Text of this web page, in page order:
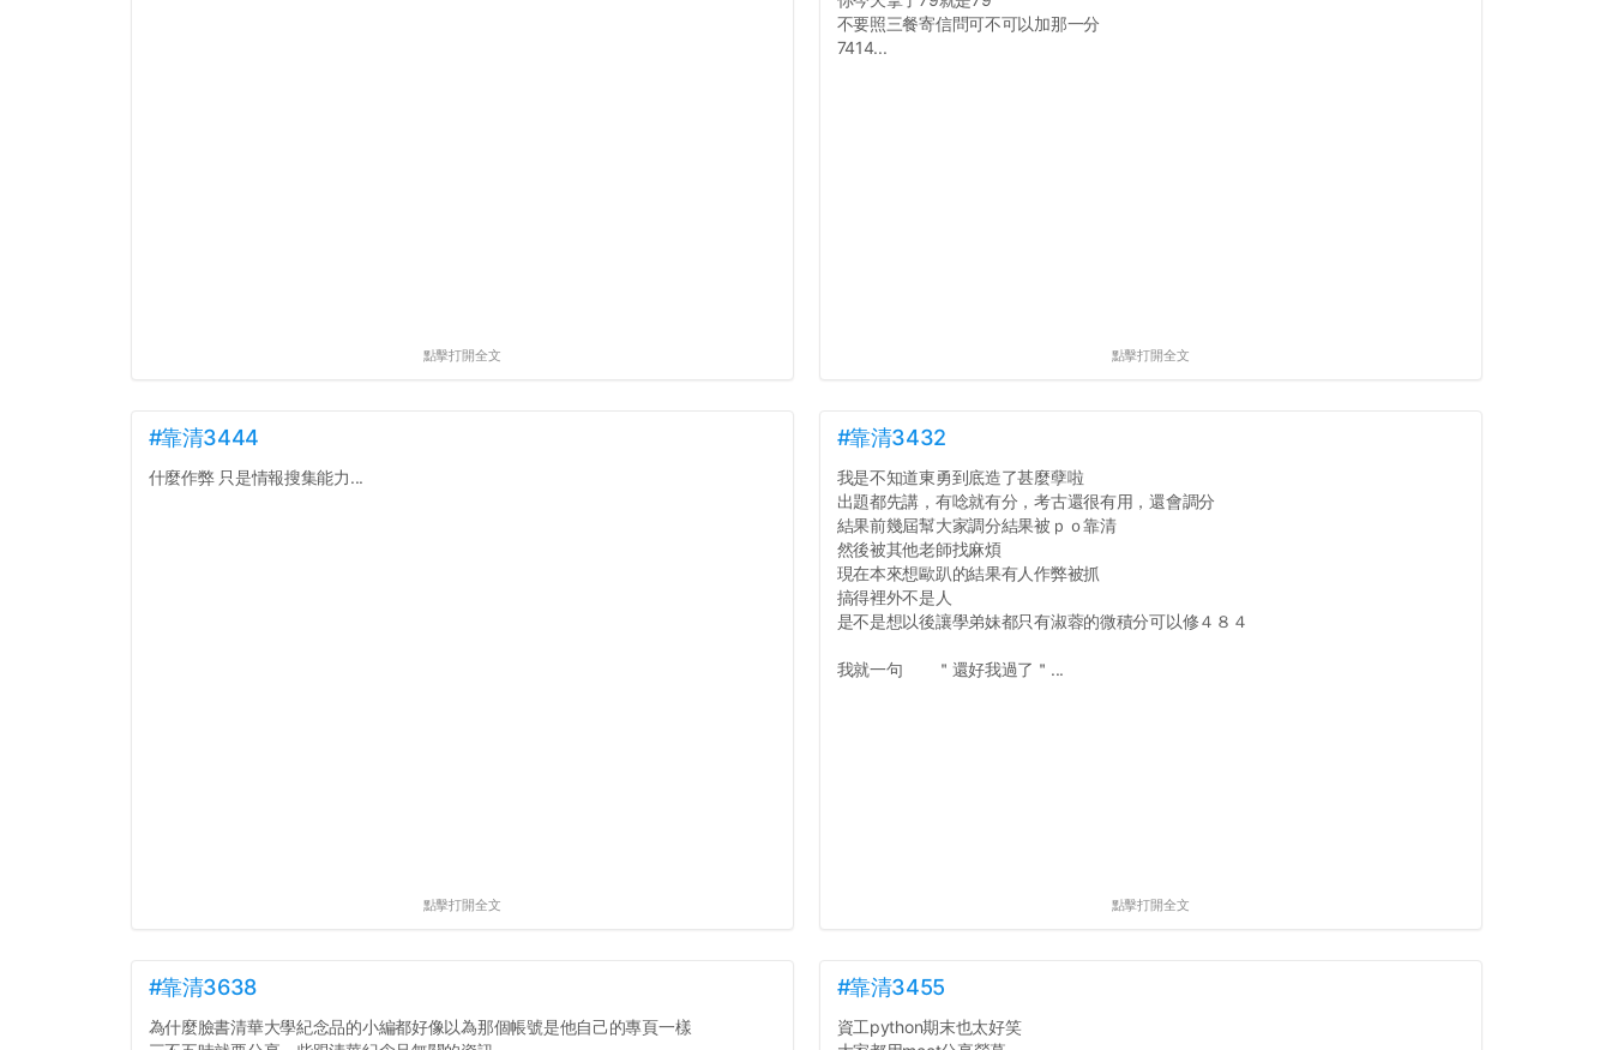
點擊打開全文
不要照三餐寄信問可不可以加那一分
7414...
點擊打開全文
#靠清3444
什麼作弊 只是情報搜集能力...
點擊打開全文
#靠清3432
我是不知道東勇到底造了甚麼孽啦
出題都先講，有唸就有分，考古還很有用，還會調分
結果前幾屆幫大家調分結果被ｐｏ靠清
然後被其他老師找麻煩
現在本來想歐趴的結果有人作弊被抓
搞得裡外不是人
是不是想以後讓學弟妹都只有淑蓉的微積分可以修４８４
我就一句 ＂還好我過了＂...
點擊打開全文
#靠清3638
為什麼臉書清華大學紀念品的小編都好像以為那個帳號是他自己的專頁一樣
#靠清3455
資工python期末也太好笑